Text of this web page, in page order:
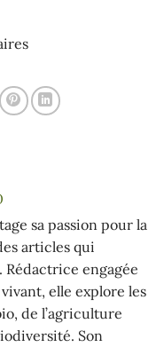
sa passion pour la
articles qui
engagée
elle explore les
de l’agriculture
Son